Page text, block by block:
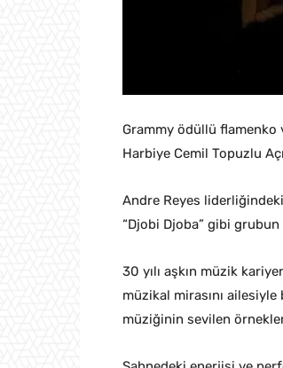
Grammy ödüllü flamenko
Harbiye Cemil Topuzlu
Andre Reyes liderliğindeki
“Djobi Djoba” gibi
30 yılı aşkın müzik
müzikal mirasını
müziğinin sevilen